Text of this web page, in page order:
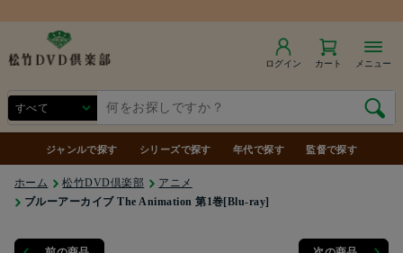
ログイン カート メニュー
ジャンルで探す シリーズで探す 年代で探す 監督で探す
ホーム 松竹DVD倶楽部
アニメ
ブルーアーカイブ The Animation 第1巻[Blu-ray]